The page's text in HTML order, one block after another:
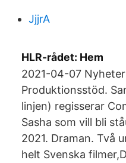
JjjrA
HLR-rådet: Hem
2021-04-07
Produktionsstöd.
linjen) regisserar
Sasha som vill bli
2021. Draman. Två
helt Svenska